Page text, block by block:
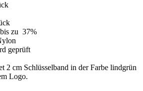
zu 37%
geprüft